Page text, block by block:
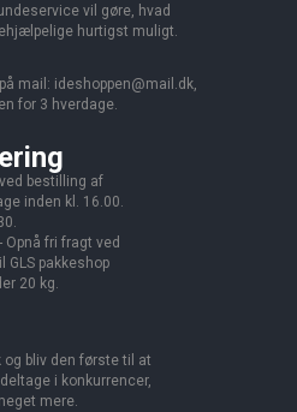
vil gøre, hvad
hurtigst muligt.
mail: ideshoppen@mail.dk,
for 3 hverdage.
bestilling af
inden kl. 16.00.
Opnå fri fragt ved
GLS pakkeshop
20 kg.
og bliv den første til at
i konkurrencer,
mere.